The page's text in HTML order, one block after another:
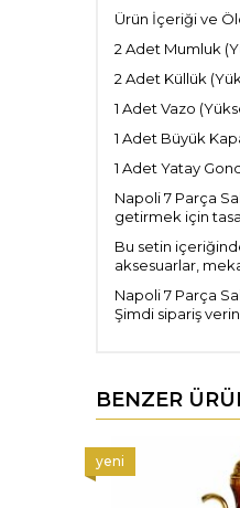
Ürün İçeriği ve
2 Adet Mumluk
2 Adet Küllük
1 Adet Vazo
1 Adet Büyük
1 Adet Yatay
Napoli 7 Parça
getirmek için
Bu setin
aksesuarlar,
Napoli 7 Parça
Şimdi sipariş verin
BENZER
yeni